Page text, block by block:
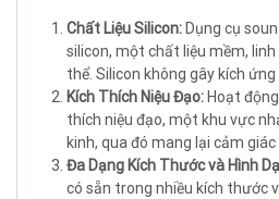
Chất Liệu Silicon: Dụng cụ
silicon, một chất liệu mềm,
thể. Silicon không gây kích ứng
Kích Thích Niệu Đạo: Hoạt
thích niệu đạo, một khu vực
kinh, qua đó mang lại cảm
Đa Dạng Kích Thước và Hình
có sẵn trong nhiều kích thước